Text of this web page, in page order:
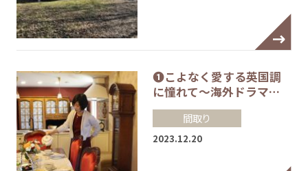
❶こよなく愛する英国調
に憧れて～海外ドラマ…
間取り
2023.12.20